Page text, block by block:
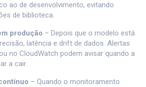
ao de desenvolvimento, evitando
de biblioteca.
produção – Depois que o modelo está
latência e drift de dados. Alertas
no CloudWatch podem avisar quando a
a cair.
– Quando o monitoramento